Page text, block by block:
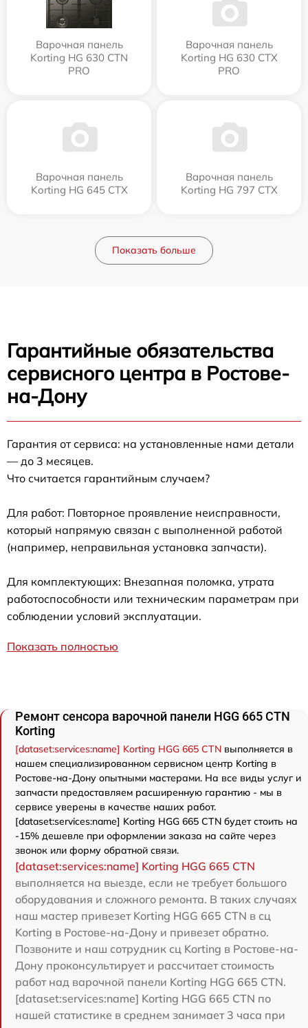
Варочная панель
Korting HG 630 CTN
PRO
Варочная панель
Korting HG 630 CTX
PRO
Варочная панель
Korting HG 645 CTX
Варочная панель
Korting HG 797 CTX
Показать больше
Гарантийные обязательства
сервисного центра в Ростове-
на-Дону
Гарантия от сервиса: на установленные нами детали
— до 3 месяцев.
Что считается гарантийным случаем?
Для работ: Повторное проявление неисправности,
который напрямую связан с выполненной работой
(например, неправильная установка запчасти).
Для комплектующих: Внезапная поломка, утрата
работоспособности или техническим параметрам при
соблюдении условий эксплуатации.
Показать полностью
Ремонт сенсора варочной панели HGG 665 CTN
Korting
[dataset:services:name] Korting HGG 665 CTN выполняется в
нашем специализированном сервисном центр Korting в
Ростове-на-Дону опытными мастерами. На все виды услуг и
запчасти предоставляем расширенную гарантию - мы в
сервисе уверены в качестве наших работ.
[dataset:services:name] Korting HGG 665 CTN будет стоить на
-15% дешевле при оформлении заказа на сайте через
звонок или форму обратной связи.
[dataset:services:name] Korting HGG 665 CTN
выполняется на выезде, если не требует большого
оборудования и сложного ремонта. В таких случаях
наш мастер привезет Korting HGG 665 CTN в сц
Korting в Ростове-на-Дону и привезет обратно.
Позвоните и наш сотрудник сц Korting в Ростове-на-
Дону проконсультирует и рассчитает стоимость
работ над варочной панели Korting HGG 665 CTN.
[dataset:services:name] Korting HGG 665 CTN по
нашей статистике в среднем занимает 3 часа при